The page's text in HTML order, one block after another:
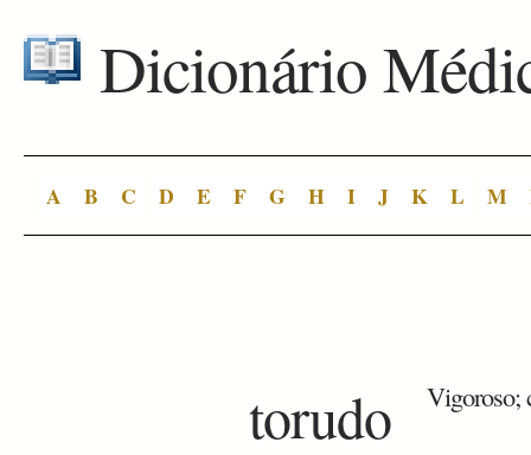
Dicionário
A B C D E F G H I J K L M
torudo Vigoroso;